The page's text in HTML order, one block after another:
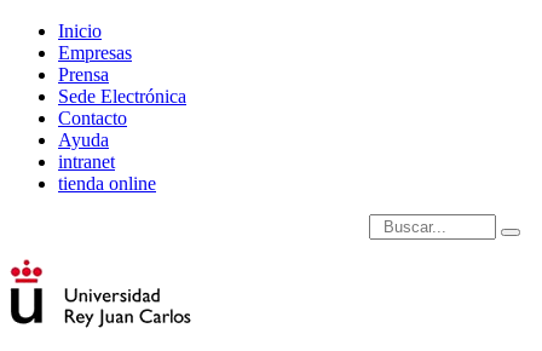
Inicio
Empresas
Prensa
Sede Electrónica
Contacto
Ayuda
intranet
tienda online
Introduce términos de